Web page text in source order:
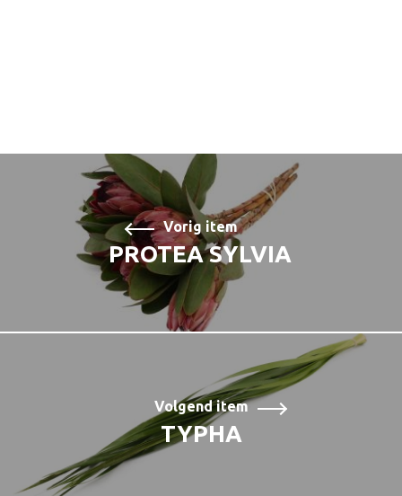
Vorig item
PROTEA SYLVIA
Volgend item
TYPHA